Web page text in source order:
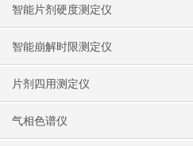
智能片剂硬度测定仪
智能崩解时限测定仪
片剂四用测定仪
气相色谱仪